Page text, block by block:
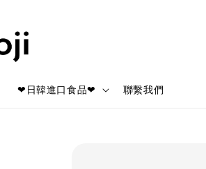
❤日韓進口食品❤ 聯繫我們